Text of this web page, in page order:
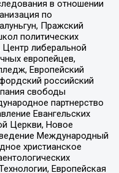
в отношении
по
Пражский
политических
либеральной
европейцев,
Европейский
российский
свободы
партнерство
Евангельских
Церкви, Новое
Международный
христианское
Европейская